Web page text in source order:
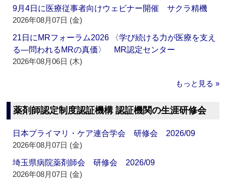
9月4日に医療従事者向けウェビナー開催 サクラ精機
2026年08月07日 (金)
21日にMRフォーラム2026 〈学び続ける力が医療を支え
る―問われるMRの真価〉 MR認定センター
2026年08月06日 (木)
もっと見る »
薬剤師認定制度認証機構 認証機関の生涯研修会
日本プライマリ・ケア連合学会 研修会 2026/09
2026年08月07日 (金)
埼玉県病院薬剤師会 研修会 2026/09
2026年08月07日 (金)